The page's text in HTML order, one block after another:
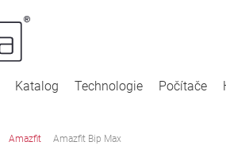
Katalog Technologie Počítače
Amazfit Amazfit Bip Max